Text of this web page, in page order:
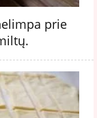
prie